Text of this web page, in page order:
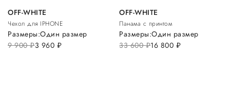
OFF-WHITE
Чехол для IPHONE
9 900руб.3 960 руб.
Размеры:Один размер
OFF-WHITE
Панама с принтом
33 600руб.16 800 руб.
Размеры:Один размер